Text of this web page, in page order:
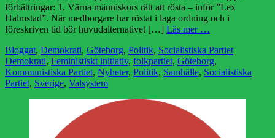
förbättringar: 1. Värna människors rätt att rösta – inför ”Lex
Halmstad”. När medborgare har röstat i laga ordning och i
föreskriven tid bör huvudalternativet […] Läs mer …
Kategorier
Bloggat, Demokrati, Göteborg, Politik, Socialistiska PartietEtiketter
Demokrati, Feministiskt initiativ, folkpartiet, Göteborg,
Kommunistiska Partiet, Nyheter, Politik, Samhälle, Socialistiska
Partiet, Sverige, Valsystem